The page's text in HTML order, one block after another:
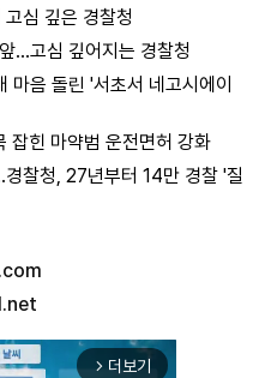
심 깊은 경찰청
…고심 깊어지는 경찰청
음 돌린 '서초서 네고시에이
잡힌 마약범 운전면허 강화
찰청, 27년부터 14만 경찰 '질
arrow_forward_ios 더보기